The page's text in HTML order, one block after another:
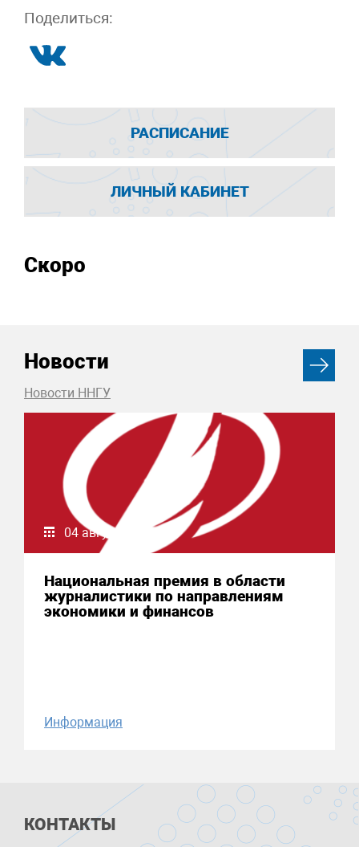
Поделиться:
РАСПИСАНИЕ
ЛИЧНЫЙ КАБИНЕТ
Скоро
Новости
Новости ННГУ
04 августа 2026
Национальная премия в области
журналистики по направлениям
экономики и финансов
Информация
КОНТАКТЫ